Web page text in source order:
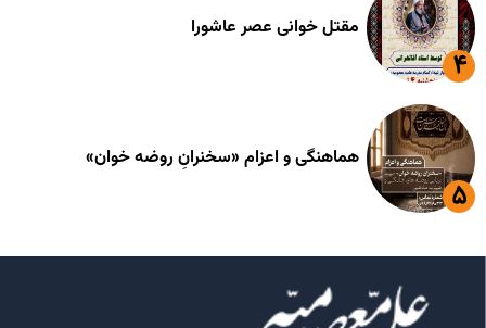
مقتل خوانی عصر عاشورا
هماهنگی و اعزام «سخنرانِ روضه خوان»